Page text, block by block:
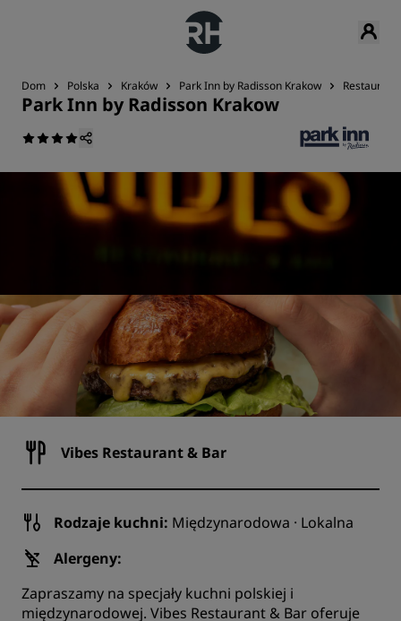
Dom Polska Kraków Park Inn by Radisson Krakow
Park Inn by Radisson Krakow
Vibes Restaurant & Bar
Rodzaje kuchni: Międzynarodowa · Lokalna
Alergeny:
Zapraszamy na specjały kuchni polskiej i
międzynarodowej. Vibes Restaurant & Bar oferuje